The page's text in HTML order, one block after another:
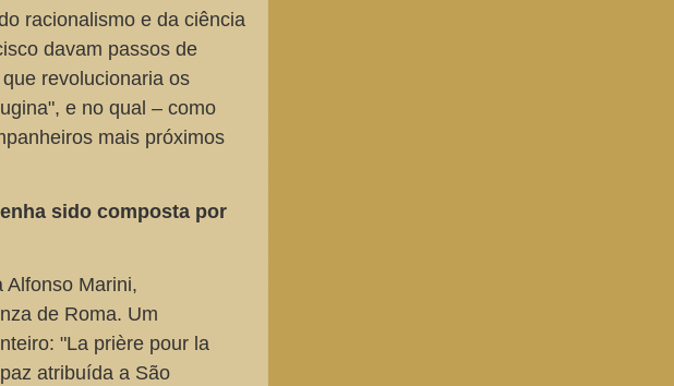
racionalismo e da ciência
davam passos de
revolucionaria os
e no qual – como
mais próximos
sido composta por
Alfonso Marini,
de Roma. Um
"La prière pour la
atribuída a São